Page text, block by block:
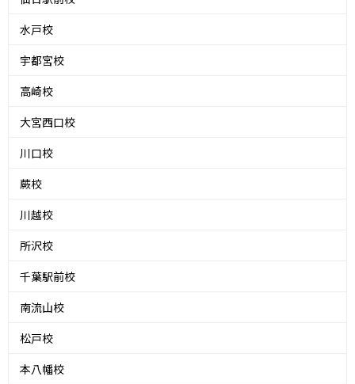
水戸校
宇都宮校
高崎校
大宮西口校
川口校
蕨校
川越校
所沢校
千葉駅前校
南流山校
松戸校
本八幡校